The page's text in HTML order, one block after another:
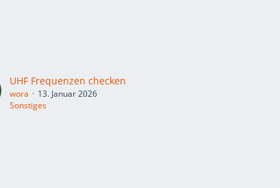
UHF Frequenzen checken
wora
13. Januar 2026
Sonstiges